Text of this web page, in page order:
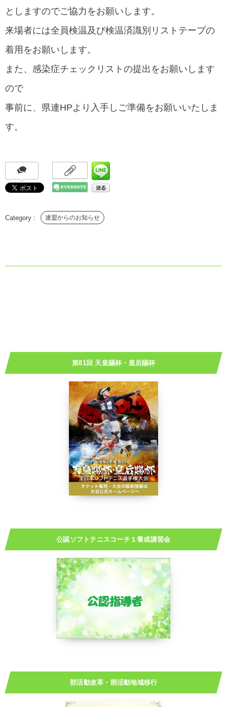
としますのでご協力をお願いします。
来場者には全員検温及び検温済識別リストテープの
着用をお願いします。
また、感染症チェックリストの提出をお願いします
ので
事前に、県連HPより入手しご準備をお願いいたしま
す。
連盟からのお知らせ
第81回 天皇賜杯・皇后賜杯
公認ソフトテニスコーチ１養成講習会
部活動改革・部活動地域移行